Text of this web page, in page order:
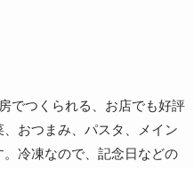
でつくられる、お店でも好評
おつまみ、パスタ、メイン
冷凍なので、記念日などの